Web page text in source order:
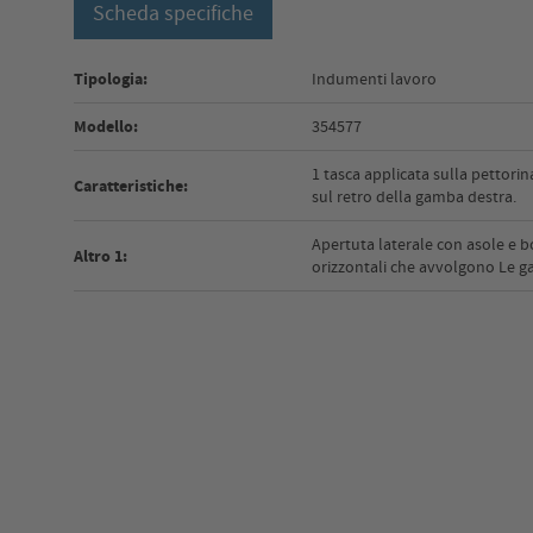
Scheda specifiche
Tipologia: Indumenti lavoro
Modello: 354577
Caratteristiche:
1 tasca applicata sulla
sul retro della gamba destra.
Altro 1:
Apertuta laterale con asole e
orizzontali che avvolgono Le